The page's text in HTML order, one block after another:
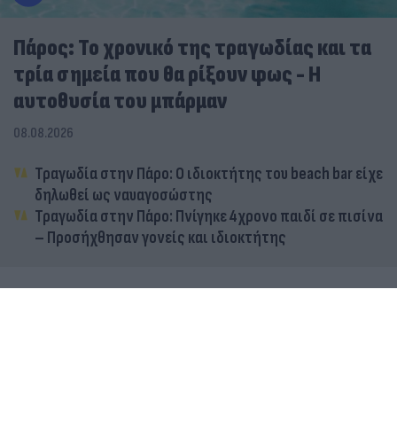
Πάρος: Το χρονικό της τραγωδίας και τα
τρία σημεία που θα ρίξουν φως - Η
αυτοθυσία του μπάρμαν
08.08.2026
Τραγωδία στην Πάρο: Ο ιδιοκτήτης του beach bar είχε
δηλωθεί ως ναυαγοσώστης
Τραγωδία στην Πάρο: Πνίγηκε 4χρονο παιδί σε πισίνα
– Προσήχθησαν γονείς και ιδιοκτήτης